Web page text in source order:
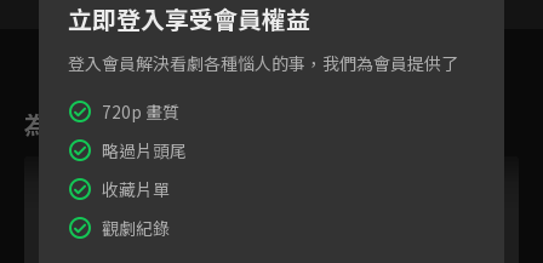
2 3 4 5
為您推薦
跟播中
立即登入享受會員權益
登入會員解決看劇各種惱人的事，我們為會員提供了
720p 畫質
略過片頭尾
收藏片單
觀劇紀錄